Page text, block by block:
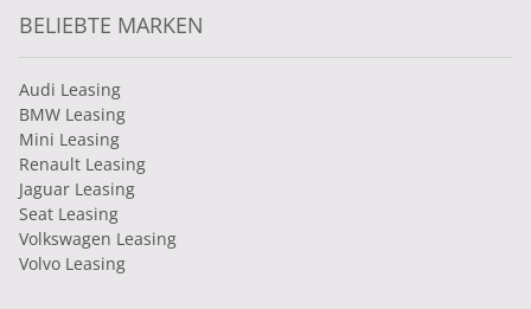
BELIEBTE MARKEN
Audi Leasing
BMW Leasing
Mini Leasing
Renault Leasing
Jaguar Leasing
Seat Leasing
Volkswagen Leasing
Volvo Leasing